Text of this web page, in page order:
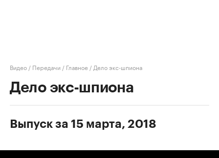
Видео / Передачи / Главное / Дело экс-шпиона
Дело экс-шпиона
Выпуск за 15 марта, 2018